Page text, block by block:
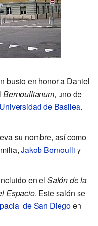
busto en honor a Daniel
Bernoullianum, uno de
Universidad de Basilea.
su nombre, así como
Jakob Bernoulli y
en el Salón de la
Espacio. Este salón se
de San Diegoen